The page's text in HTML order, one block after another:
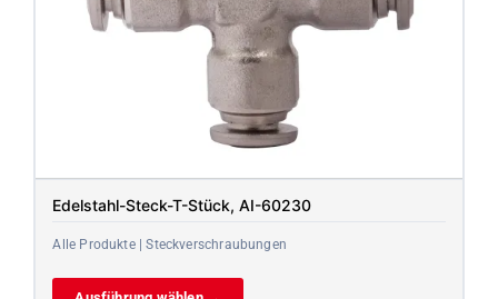
Edelstahl-Steck-T-Stück, AI-60230
Alle Produkte | Steckverschraubungen